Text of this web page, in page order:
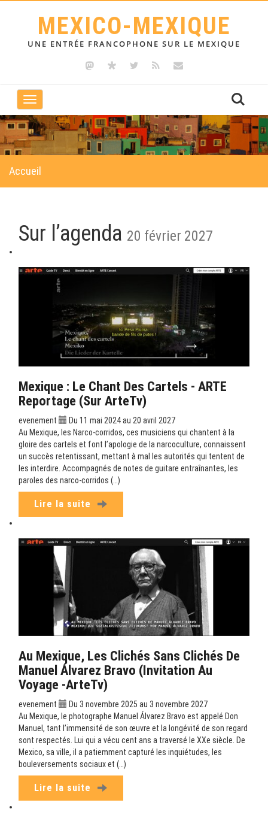
MEXICO-MEXIQUE
UNE ENTRÉE FRANCOPHONE SUR LE MEXIQUE
Toggle
navigation
Accueil
Sur l’agenda 20 février 2027
Mexique : Le Chant Des Cartels - ARTE
Reportage (sur ArteTv)
evenement
Du 11 mai 2024 au 20 avril 2027
Au Mexique, les Narco-corridos, ces musiciens qui chantent à la
gloire des cartels et font l’apologie de la narcoculture, connaissent
un succès retentissant, mettant à mal les autorités qui tentent de
les interdire. Accompagnés de notes de guitare entraînantes, les
paroles des narco-corridos (…)
Lire la suite
Au Mexique, Les Clichés Sans Clichés De
Manuel Álvarez Bravo (Invitation Au
Voyage -ArteTv)
evenement
Du 3 novembre 2025 au 3 novembre 2027
Au Mexique, le photographe Manuel Álvarez Bravo est appelé Don
Manuel, tant l’immensité de son œuvre et la longévité de son regard
sont respectés. Lui qui a vécu cent ans a traversé le XXe siècle. De
Mexico, sa ville, il a patiemment capturé les inquiétudes, les
bouleversements sociaux et (…)
Lire la suite